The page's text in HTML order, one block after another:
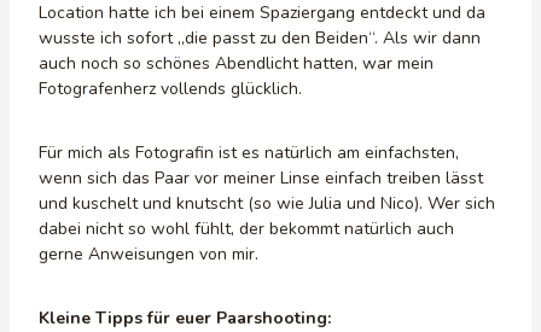
Location hatte ich bei einem Spaziergang entdeckt und da
wusste ich sofort „die passt zu den Beiden“. Als wir dann
auch noch so schönes Abendlicht hatten, war mein
Fotografenherz vollends glücklich.
Für mich als Fotografin ist es natürlich am einfachsten,
wenn sich das Paar vor meiner Linse einfach treiben lässt
und kuschelt und knutscht (so wie Julia und Nico). Wer sich
dabei nicht so wohl fühlt, der bekommt natürlich auch
gerne Anweisungen von mir.
Kleine Tipps für euer Paarshooting: